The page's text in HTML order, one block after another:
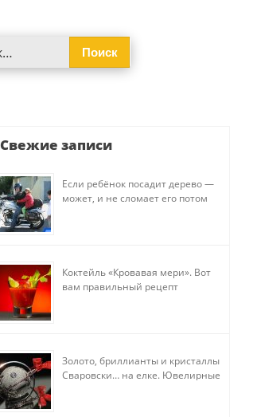
Свежие записи
Если ребёнок посадит дерево —
может, и не сломает его потом
Коктейль «Кровавая мери». Вот
вам правильный рецепт
Золото, бриллианты и кристаллы
Сваровски… на елке. Ювелирные